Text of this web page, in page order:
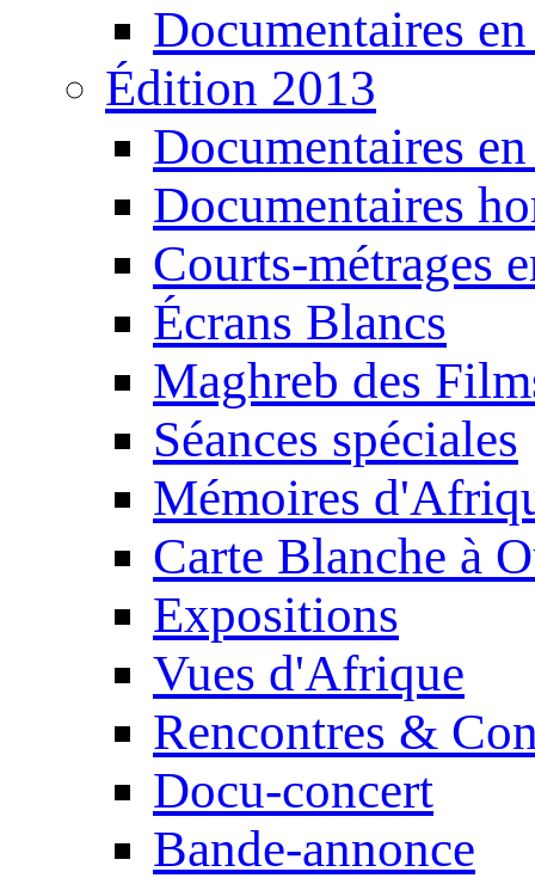
Documentaires
Édition 2013
Documentaires
Documentaires
Courts-métrages
Écrans Blancs
Maghreb des
Séances spéciales
Mémoires
Carte Blanche à
Expositions
Vues d'Afrique
Rencontres &
Docu-concert
Bande-annonce